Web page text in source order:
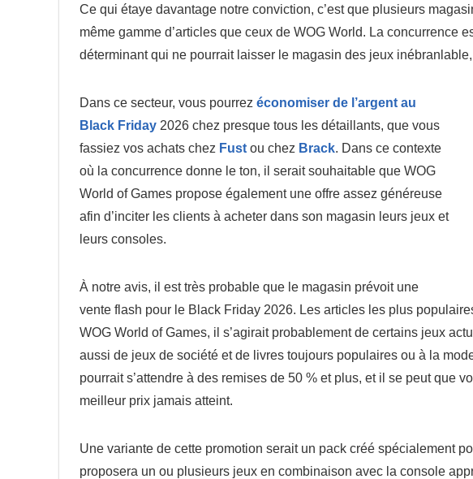
Ce qui étaye davantage notre conviction, c’est que plusieurs
même gamme d’articles que ceux de WOG World. La concurrence
déterminant qui ne pourrait laisser le magasin des jeux
Dans ce secteur, vous pourrez économiser de l’argent au
Black Friday 2026 chez presque tous les détaillants, que vous
fassiez vos achats chez Fust ou chez Brack. Dans ce contexte
où la concurrence donne le ton, il serait souhaitable que WOG
World of Games propose également une offre assez généreuse
afin d’inciter les clients à acheter dans son magasin leurs jeux et
leurs consoles.
À notre avis, il est très probable que le magasin prévoit une
vente flash pour le Black Friday 2026. Les articles les plus
WOG World of Games, il s’agirait probablement de certains jeux
aussi de jeux de société et de livres toujours populaires ou à la
pourrait s’attendre à des remises de 50 % et plus, et il se peut que
meilleur prix jamais atteint.
Une variante de cette promotion serait un pack créé spécialement
proposera un ou plusieurs jeux en combinaison avec la console